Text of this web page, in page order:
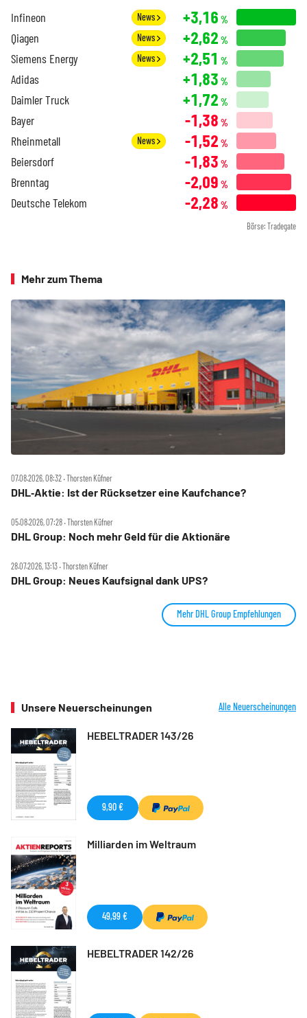
Infineon News +3,16 %
Qiagen News +2,62 %
Siemens Energy News +2,51 %
Adidas +1,83 %
Daimler Truck +1,72 %
Bayer -1,38 %
Rheinmetall News -1,52 %
Beiersdorf -1,83 %
Brenntag -2,09 %
Deutsche Telekom -2,28 %
Börse: Tradegate
Mehr zum Thema
07.08.2026, 08:32 ‧ Thorsten Küfner
DHL‑Aktie: Ist der Rücksetzer eine Kaufchance?
05.08.2026, 07:28 ‧ Thorsten Küfner
DHL Group: Noch mehr Geld für die Aktionäre
28.07.2026, 13:13 ‧ Thorsten Küfner
DHL Group: Neues Kaufsignal dank UPS?
Mehr DHL Group Empfehlungen
Unsere Neuerscheinungen Alle Neuerscheinungen
HEBELTRADER 143/26
9,90 €
Milliarden im Weltraum
49,99 €
HEBELTRADER 142/26